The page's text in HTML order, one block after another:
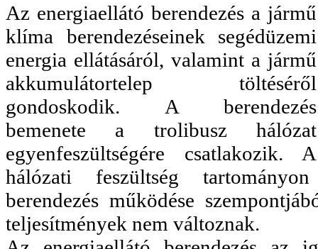
Az energiaellátó berendezés a jármű
klíma berendezéseinek segédüzemi
energia ellátásáról, valamint a jármű
akkumulátortelep töltéséről
gondoskodik. A berendezés
bemenete a trolibusz hálózat
egyenfeszültségére csatlakozik. A
hálózati feszültség
berendezés működése
teljesítmények nem változnak.